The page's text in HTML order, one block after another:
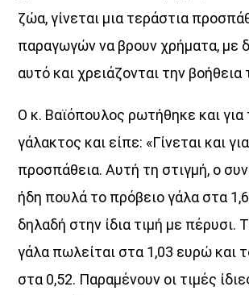
ζώα, γίνεται μια τεράστια
παραγωγών να βρουν χρήματα, με
αυτό και χρειάζονται την βοήθεια
Ο κ. Βαϊόπουλος ρωτήθηκε και για
γάλακτος και είπε: «Γίνεται και
προσπάθεια. Αυτή τη στιγμή, ο
ήδη πουλά το πρόβειο γάλα στα
δηλαδή στην ίδια τιμή με πέρυσι.
γάλα πωλείται στα 1,03 ευρώ και
στα 0,52. Παραμένουν οι τιμές